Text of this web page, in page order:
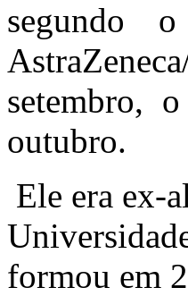
segundo
setembro,
outubro.
Ele era ex-
formou em